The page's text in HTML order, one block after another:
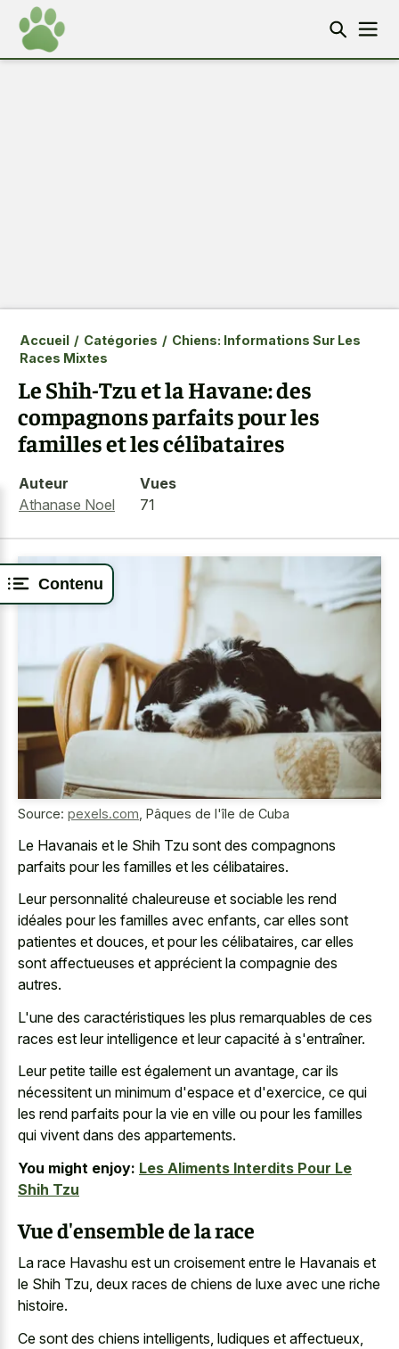
Contenu
Accueil / Catégories / Chiens: Informations Sur Les
Races Mixtes
Le Shih-Tzu et la Havane: des
compagnons parfaits pour les
familles et les célibataires
Auteur
Athanase Noel
Vues
71
Source: pexels.com Pâques de l'île de Cuba
Le Havanais et le Shih Tzu sont des compagnons
parfaits pour les familles et les célibataires.
Leur personnalité chaleureuse et sociable les rend
idéales pour les familles avec enfants, car elles sont
patientes et douces, et pour les célibataires, car elles
sont affectueuses et apprécient la compagnie des
autres.
L'une des caractéristiques les plus remarquables de ces
races est leur intelligence et leur capacité à s'entraîner.
Leur petite taille est également un avantage, car ils
nécessitent un minimum d'espace et d'exercice, ce qui
les rend parfaits pour la vie en ville ou pour les familles
qui vivent dans des appartements.
You might enjoy: Les Aliments Interdits Pour Le
Shih Tzu
Vue d'ensemble de la race
La race Havashu est un croisement entre le Havanais et
le Shih Tzu, deux races de chiens de luxe avec une riche
histoire.
Ce sont des chiens intelligents, ludiques et affectueux,